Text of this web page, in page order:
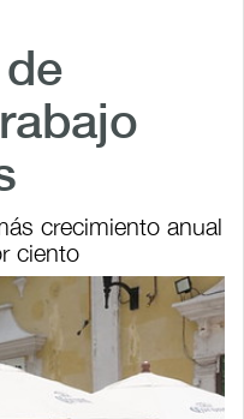
crecimiento anual
ciento